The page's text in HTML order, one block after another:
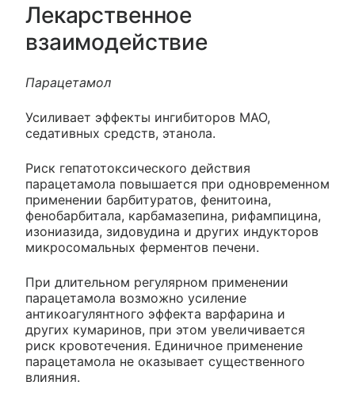
Лекарственное
взаимодействие
Парацетамол
Усиливает эффекты ингибиторов МАО,
седативных средств, этанола.
Риск гепатотоксического действия
парацетамола повышается при одновременном
применении барбитуратов, фенитоина,
фенобарбитала, карбамазепина, рифампицина,
изониазида, зидовудина и других индукторов
микросомальных ферментов печени.
При длительном регулярном применении
парацетамола возможно усиление
антикоагулянтного эффекта варфарина и
других кумаринов, при этом увеличивается
риск кровотечения. Единичное применение
парацетамола не оказывает существенного
влияния.